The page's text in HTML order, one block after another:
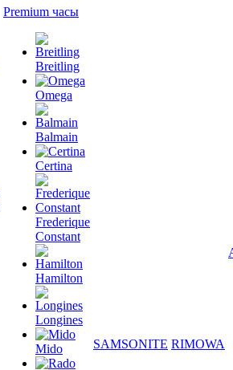
Premium часы
Breitling
Omega
Balmain
Certina
Frederique
Constant
Hamilton
Longines
Mido SAMSONITE RIMOWA